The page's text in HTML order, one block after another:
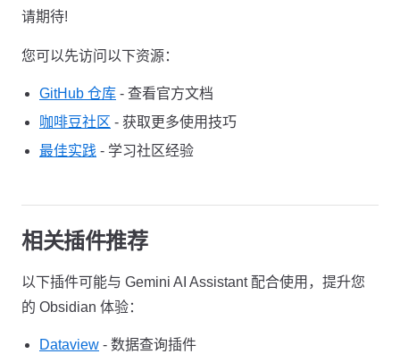
请期待!
您可以先访问以下资源：
GitHub 仓库 - 查看官方文档
咖啡豆社区 - 获取更多使用技巧
最佳实践 - 学习社区经验
相关插件推荐
以下插件可能与 Gemini AI Assistant 配合使用，提升您
的 Obsidian 体验：
Dataview - 数据查询插件